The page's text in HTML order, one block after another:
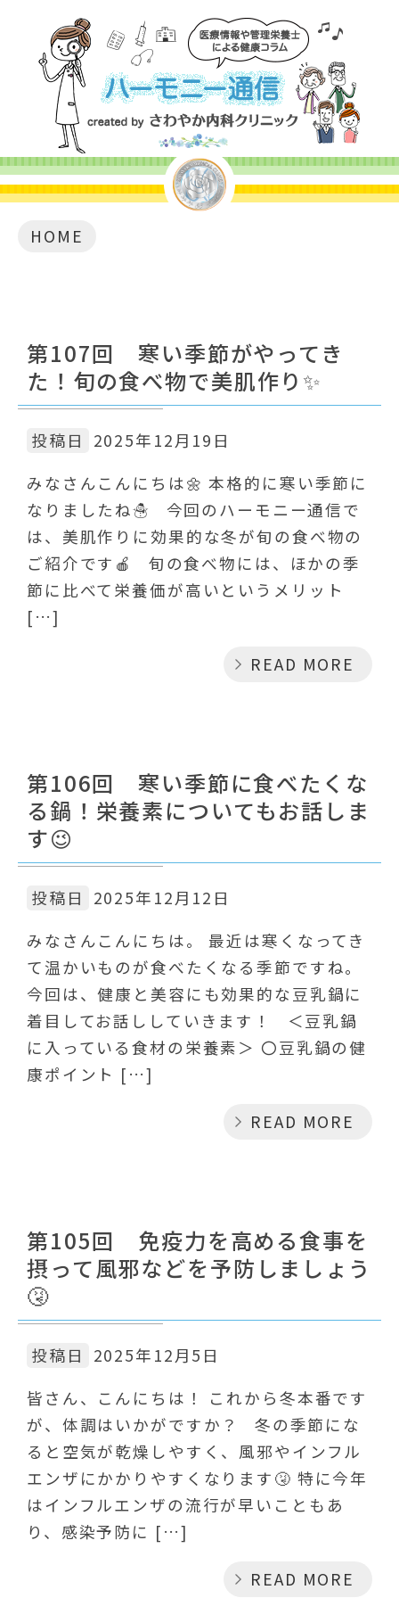
HOME
第107回 寒い季節がやってき
た！旬の食べ物で美肌作り✨
投稿日
2025年12月19日
みなさんこんにちは🌼 本格的に寒い季節に
なりましたね☃️ 今回のハーモニー通信で
は、美肌作りに効果的な冬が旬の食べ物の
ご紹介です🍎 旬の食べ物には、ほかの季
節に比べて栄養価が高いというメリット
[…]
READ MORE
第106回 寒い季節に食べたくな
る鍋！栄養素についてもお話しま
す😉
投稿日
2025年12月12日
みなさんこんにちは。 最近は寒くなってき
て温かいものが食べたくなる季節ですね。
今回は、健康と美容にも効果的な豆乳鍋に
着目してお話ししていきます！ ＜豆乳鍋
に入っている食材の栄養素＞ 〇豆乳鍋の健
康ポイント […]
READ MORE
第105回 免疫力を高める食事を
摂って風邪などを予防しましょう
🤧
投稿日
2025年12月5日
皆さん、こんにちは！ これから冬本番です
が、体調はいかがですか？ 冬の季節にな
ると空気が乾燥しやすく、風邪やインフル
エンザにかかりやすくなります🤧 特に今年
はインフルエンザの流行が早いこともあ
り、感染予防に […]
READ MORE